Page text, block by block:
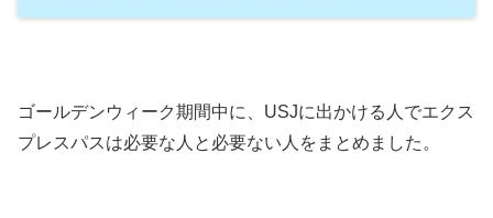
ゴールデンウィーク期間中に、USJに出かける人でエクス
プレスパスは必要な人と必要ない人をまとめました。